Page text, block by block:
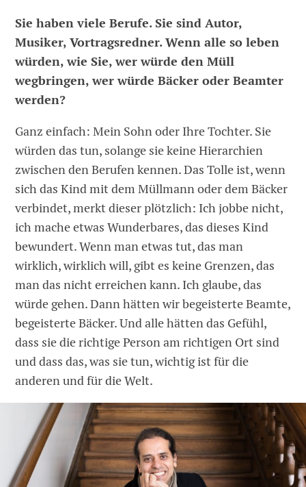
Sie haben viele Berufe. Sie sind Autor,
Musiker, Vortragsredner. Wenn alle so leben
würden, wie Sie, wer würde den Müll
wegbringen, wer würde Bäcker oder Beamter
werden?
Ganz einfach: Mein Sohn oder Ihre Tochter. Sie
würden das tun, solange sie keine Hierarchien
zwischen den Berufen kennen. Das Tolle ist, wenn
sich das Kind mit dem Müllmann oder dem Bäcker
verbindet, merkt dieser plötzlich: Ich jobbe nicht,
ich mache etwas Wunderbares, das dieses Kind
bewundert. Wenn man etwas tut, das man
wirklich, wirklich will, gibt es keine Grenzen, das
man das nicht erreichen kann. Ich glaube, das
würde gehen. Dann hätten wir begeisterte Beamte,
begeisterte Bäcker. Und alle hätten das Gefühl,
dass sie die richtige Person am richtigen Ort sind
und dass das, was sie tun, wichtig ist für die
anderen und für die Welt.